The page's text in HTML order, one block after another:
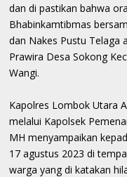
dan di pastikan bahwa
Bhabinkamtibmas
dan Nakes Pustu Telaga
Prawira Desa Sokong
Wangi.
Kapolres Lombok Utara
melalui Kapolsek
MH menyampaikan
17 agustus 2023 di
warga yang di katakan